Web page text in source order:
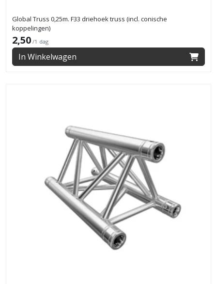
Global Truss 0,25m. F33 driehoek truss (incl. conische
koppelingen)
2,50 /1 dag
In Winkelwagen